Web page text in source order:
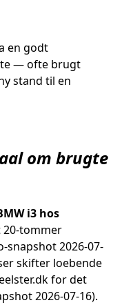
en godt
— ofte brugt
stand til en
om brugte
i3 hos
20-tommer
snapshot 2026-07-
skifter loebende
for det
2026-07-16).